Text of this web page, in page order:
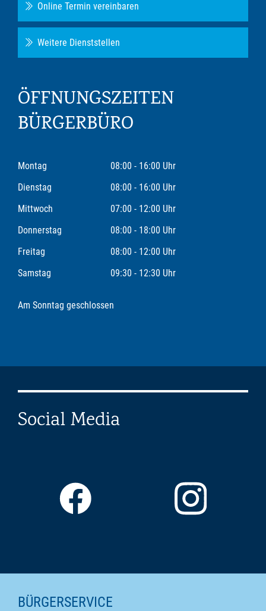
Online Termin vereinbaren
Weitere Dienststellen
ÖFFNUNGSZEITEN
BÜRGERBÜRO
Montag
08:00 - 16:00 Uhr
Dienstag
08:00 - 16:00 Uhr
Mittwoch
07:00 - 12:00 Uhr
Donnerstag
08:00 - 18:00 Uhr
Freitag
08:00 - 12:00 Uhr
Samstag
09:30 - 12:30 Uhr
Am Sonntag geschlossen
Social Media
SEITENINHALTE
BÜRGERSERVICE